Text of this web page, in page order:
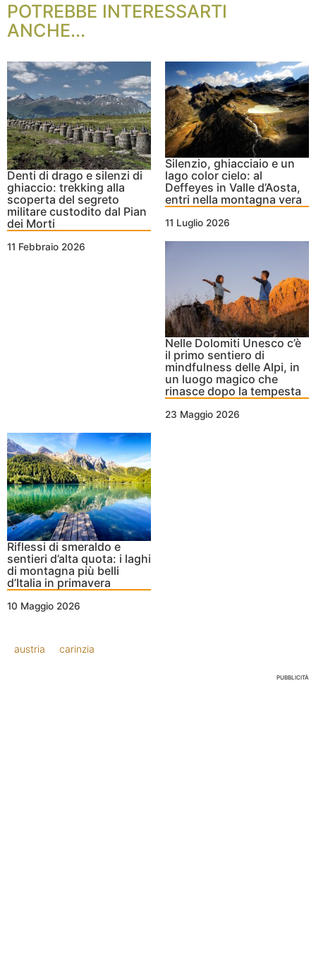
POTREBBE INTERESSARTI
ANCHE...
Denti di drago e silenzi di
ghiaccio: trekking alla
scoperta del segreto
militare custodito dal Pian
dei Morti
11 Febbraio 2026
Silenzio, ghiacciaio e un
lago color cielo: al
Deffeyes in Valle d’Aosta,
entri nella montagna vera
11 Luglio 2026
Nelle Dolomiti Unesco c’è
il primo sentiero di
mindfulness delle Alpi, in
un luogo magico che
rinasce dopo la tempesta
23 Maggio 2026
Riflessi di smeraldo e
sentieri d’alta quota: i laghi
di montagna più belli
d’Italia in primavera
10 Maggio 2026
austria carinzia
PUBBLICITÀ